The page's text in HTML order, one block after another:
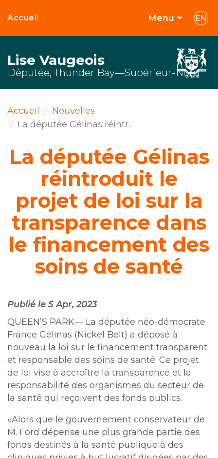
Accueil Menu EN
Lise Vaugeois
Députée, Thunder Bay—Supérieur-Nord
Accueil
Nouvelles
La députée Gélinas réintr...
La députée Gélinas
réintroduit le
projet de loi sur la
transparence dans
le financement des
soins de santé
Publié le 5 Apr, 2023
QUEEN’S PARK— La députée néo-démocrate
France Gélinas (Nickel Belt) a déposé à
nouveau la loi sur le financement transparent
et responsable des soins de santé. Ce projet
de loi vise à accroître la transparence et la
responsabilité des organismes du secteur de
la santé qui reçoivent des fonds publics.
«Alors que le gouvernement conservateur de
M. Ford dépense une plus grande partie des
fonds destinés à la santé publique à des